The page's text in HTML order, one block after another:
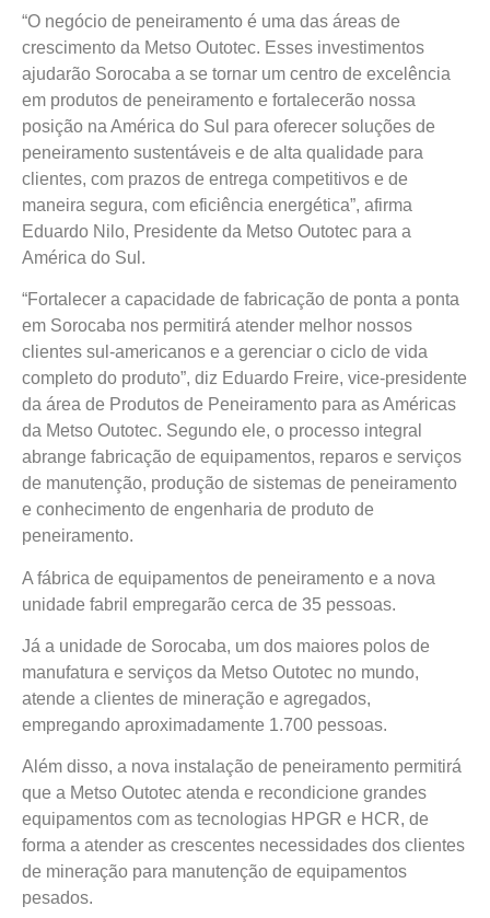
“O negócio de peneiramento é uma das áreas de
crescimento da Metso Outotec. Esses investimentos
ajudarão Sorocaba a se tornar um centro de excelência
em produtos de peneiramento e fortalecerão nossa
posição na América do Sul para oferecer soluções de
peneiramento sustentáveis e de alta qualidade para
clientes, com prazos de entrega competitivos e de
maneira segura, com eficiência energética”, afirma
Eduardo Nilo, Presidente da Metso Outotec para a
América do Sul.
“Fortalecer a capacidade de fabricação de ponta a ponta
em Sorocaba nos permitirá atender melhor nossos
clientes sul-americanos e a gerenciar o ciclo de vida
completo do produto”, diz Eduardo Freire, vice-presidente
da área de Produtos de Peneiramento para as Américas
da Metso Outotec. Segundo ele, o processo integral
abrange fabricação de equipamentos, reparos e serviços
de manutenção, produção de sistemas de peneiramento
e conhecimento de engenharia de produto de
peneiramento.
A fábrica de equipamentos de peneiramento e a nova
unidade fabril empregarão cerca de 35 pessoas.
Já a unidade de Sorocaba, um dos maiores polos de
manufatura e serviços da Metso Outotec no mundo,
atende a clientes de mineração e agregados,
empregando aproximadamente 1.700 pessoas.
Além disso, a nova instalação de peneiramento permitirá
que a Metso Outotec atenda e recondicione grandes
equipamentos com as tecnologias HPGR e HCR, de
forma a atender as crescentes necessidades dos clientes
de mineração para manutenção de equipamentos
pesados.